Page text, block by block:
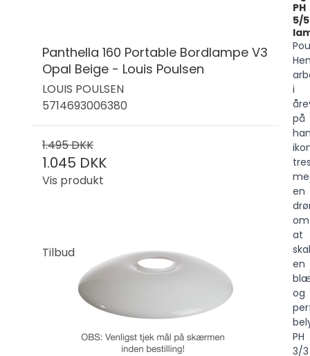
Panthella 160 Portable Bordlampe V3
Opal Beige - Louis Poulsen
LOUIS POULSEN
5714693006380
1.495 DKK
1.045 DKK
Vis produkt
Tilbud
PH
5/5
i
på
en
om
at
en
og
PH
3/3